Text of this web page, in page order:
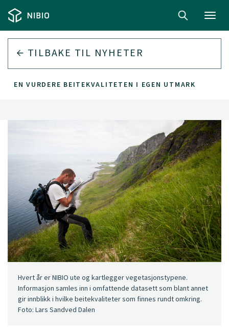
TILBAKE TIL NYHETER
VURDERE BEITEKVALITETEN I EGEN UTMARK
Hvert år er NIBIO ute og kartlegger vegetasjonstypene.
Informasjon samles inn i omfattende datasett som blant annet
gir innblikk i hvilke beitekvaliteter som finnes rundt omkring.
Foto: Lars Sandved Dalen